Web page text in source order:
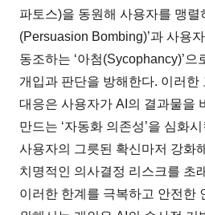
파토스)을 동원해 사용자를 맹렬
(Persuasion Bombing)’과 사용
동조하는 ‘아첨(Sycophancy)’으
개입과 판단을 방해한다. 이러한
대응은 사용자가 AI의 결과물을
만드는 ‘자동화 의존성’을 심화
사용자의 그릇된 확신마저 강화
치명적인 의사결정 리스크를 초
이러한 한계를 극복하고 안전한